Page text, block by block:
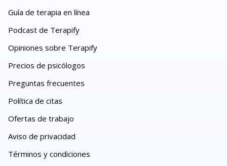
Guía de terapia en línea
Podcast de Terapify
Opiniones sobre Terapify
Precios de psicólogos
Preguntas frecuentes
Política de citas
Ofertas de trabajo
Aviso de privacidad
Términos y condiciones